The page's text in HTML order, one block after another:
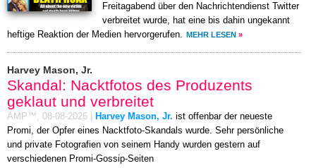
Freitagabend über den Nachrichtendienst Twitter
verbreitet wurde, hat eine bis dahin ungekannt
heftige Reaktion der Medien hervorgerufen. MEHR LESEN »
Harvey Mason, Jr.
Skandal: Nacktfotos des Produzents
geklaut und verbreitet
AMP™, 08-08-2026 Harvey Mason, Jr. ist offenbar der neueste
Promi, der Opfer eines Nacktfoto-Skandals wurde. Sehr persönliche
und private Fotografien von seinem Handy wurden gestern auf
verschiedenen Promi-Gossip-Seiten